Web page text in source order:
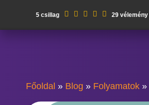
tartalomba
5 csillag 29
Főoldal » Blog » Folyamatok »